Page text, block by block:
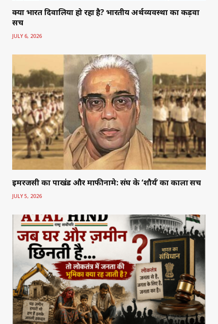
क्या भारत दिवालिया हो रहा है? भारतीय अर्थव्यवस्था का कड़वा
सच
JULY 6, 2026
इमरजेंसी का पाखंड और माफीनामे: संघ के ‘शौर्य’ का काला सच
JULY 5, 2026